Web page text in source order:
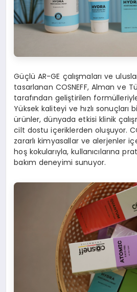
Güçlü AR-GE çalışmaları ve
tasarlanan COSNEFF, Alman ve
tarafından geliştirilen
Yüksek kaliteyi ve hızlı sonuçları
ürünler, dünyada etkisi klinik
cilt dostu içeriklerden oluşuyor.
zararlı kimyasallar ve alerjenler
hoş kokularıyla, kullanıcılarına
bakım deneyimi sunuyor.